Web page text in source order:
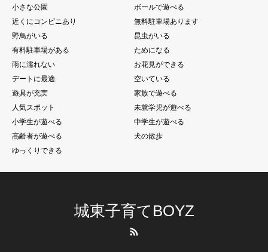
小さな公園
ボールで遊べる
近くにコンビニあり
無料駐車場あります
野鳥がいる
昆虫がいる
有料駐車場がある
ためになる
雨に濡れない
お花見ができる
デートに最適
空いている
遊具が充実
家族で遊べる
人気スポット
未就学児が遊べる
小学生が遊べる
中学生が遊べる
高齢者が遊べる
犬の散歩
ゆっくりできる
城東子育てBOYZ